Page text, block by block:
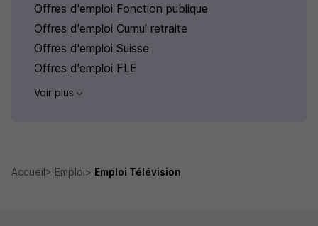
Offres d'emploi Fonction publique
Offres d'emploi Cumul retraite
Offres d'emploi Suisse
Offres d'emploi FLE
Voir plus
Accueil Emploi Emploi Télévision